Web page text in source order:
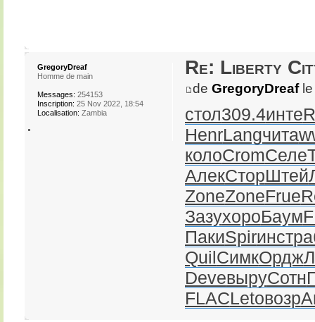
Re: Liberty
de GregoryDreafle
стол309.4инте
HenrLangчита
колоCromСеле
АлекСторШтей
ZoneZoneFrue
ЗазухороБаум
ПакиSpirинст
Quil СимкОрдж
DeveвыруСотн
FLACLetoвозр
GregoryDreaf
Homme de main
Messages: 254153
Inscription: 25 Nov 2022, 18:54
Localisation: Zambia